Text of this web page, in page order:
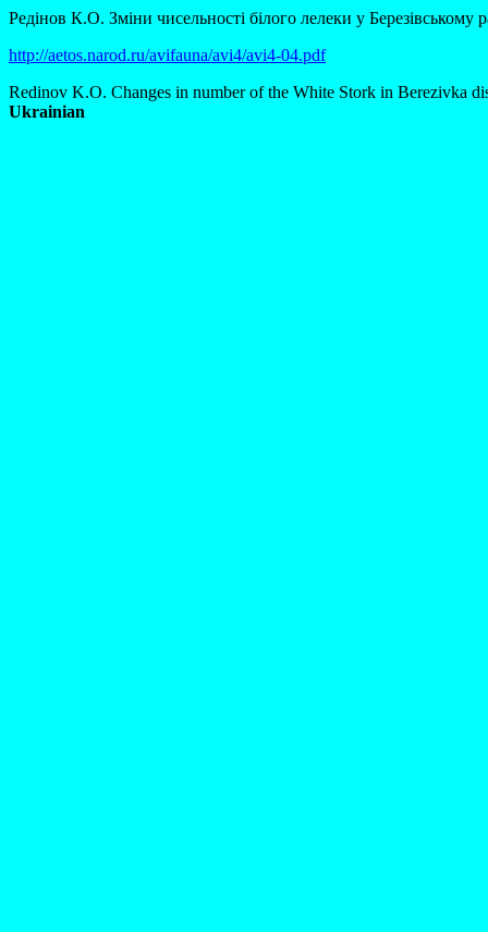
Редінов К.О. Зміни чисельності білого лелеки у Березівському
http://aetos.narod.ru/avifauna/avi4/avi4-04.pdf
Redinov K.O. Changes in number of the White Stork in Berezivka
Ukrainian